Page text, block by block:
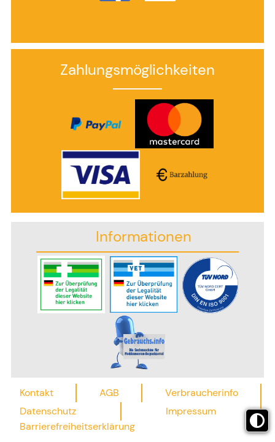
Zahlungsmöglichkeiten
Informationen
Kontakt AGB
Verbraucherinfo
Datenschutz
Impressum
Barrierefreiheitserklärung